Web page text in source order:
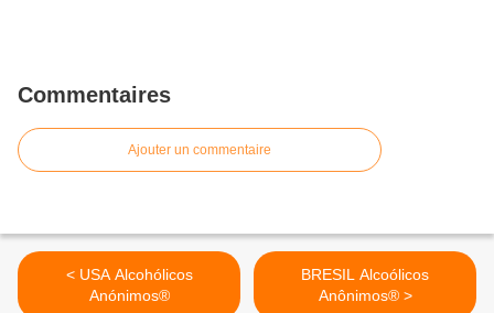
Commentaires
Ajouter un commentaire
< USA Alcohólicos
Anónimos®
BRESIL Alcoólicos
Anônimos® >